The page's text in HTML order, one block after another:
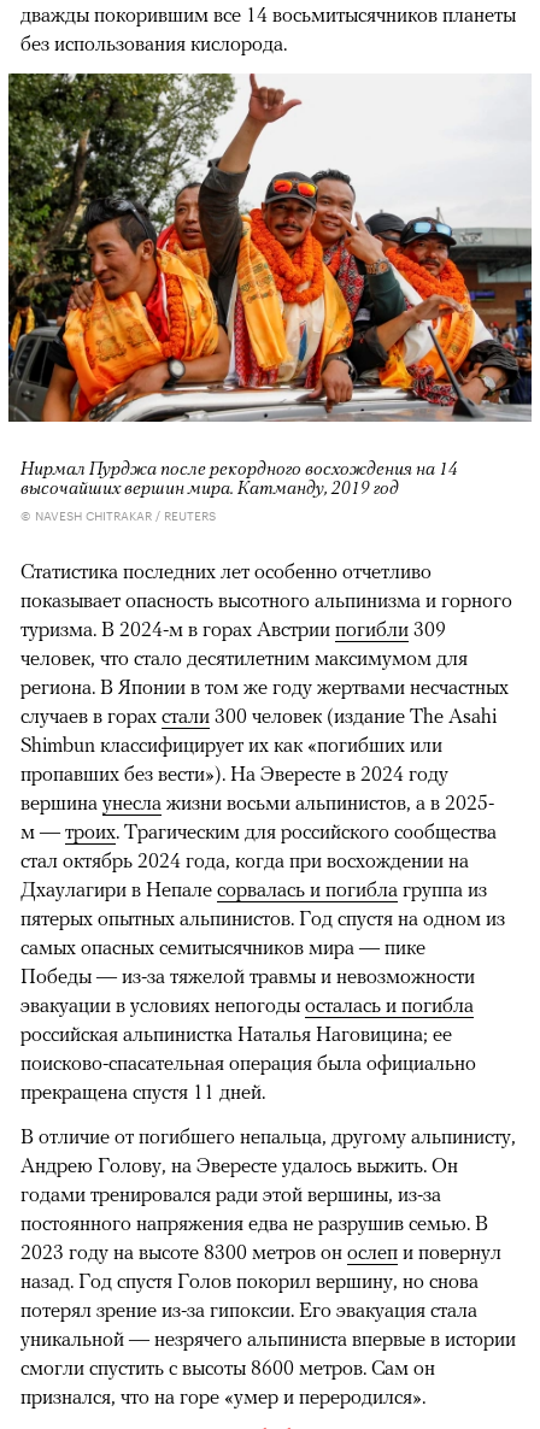
дважды покорившим все 14 восьмитысячников планеты
без использования кислорода.
Нирмал Пурджа после рекордного восхождения на 14
высочайших вершин мира. Катманду, 2019 год
© NAVESH CHITRAKAR / REUTERS
Статистика последних лет особенно отчетливо
показывает опасность высотного альпинизма и горного
туризма. В 2024-м в горах Австрии погибли 309
человек, что стало десятилетним максимумом для
региона. В Японии в том же году жертвами несчастных
случаев в горах стали 300 человек (издание The Asahi
Shimbun классифицирует их как «погибших или
пропавших без вести»). На Эвересте в 2024 году
вершина унесла жизни восьми альпинистов, а в 2025-
м — троих. Трагическим для российского сообщества
стал октябрь 2024 года, когда при восхождении на
Дхаулагири в Непале сорвалась и погибла группа из
пятерых опытных альпинистов. Год спустя на одном из
самых опасных семитысячников мира — пике
Победы — из-за тяжелой травмы и невозможности
эвакуации в условиях непогоды осталась и погибла
российская альпинистка Наталья Наговицина; ее
поисково-спасательная операция была официально
прекращена спустя 11 дней.
В отличие от погибшего непальца, другому альпинисту,
Андрею Голову, на Эвересте удалось выжить. Он
годами тренировался ради этой вершины, из-за
постоянного напряжения едва не разрушив семью. В
2023 году на высоте 8300 метров он ослеп и повернул
назад. Год спустя Голов покорил вершину, но снова
потерял зрение из-за гипоксии. Его эвакуация стала
уникальной — незрячего альпиниста впервые в истории
смогли спустить с высоты 8600 метров. Сам он
признался, что на горе «умер и переродился».